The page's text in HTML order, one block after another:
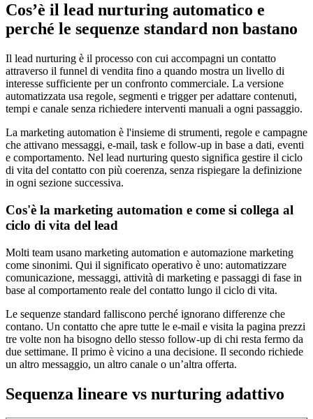
Cos’è il lead nurturing automatico e
perché le sequenze standard non bastano
Il lead nurturing è il processo con cui accompagni un contatto
attraverso il funnel di vendita fino a quando mostra un livello di
interesse sufficiente per un confronto commerciale. La versione
automatizzata usa regole, segmenti e trigger per adattare contenuti,
tempi e canale senza richiedere interventi manuali a ogni passaggio.
La marketing automation è l'insieme di strumenti, regole e campagne
che attivano messaggi, e-mail, task e follow-up in base a dati, eventi
e comportamento. Nel lead nurturing questo significa gestire il ciclo
di vita del contatto con più coerenza, senza rispiegare la definizione
in ogni sezione successiva.
Cos'è la marketing automation e come si collega al
ciclo di vita del lead
Molti team usano marketing automation e automazione marketing
come sinonimi. Qui il significato operativo è uno: automatizzare
comunicazione, messaggi, attività di marketing e passaggi di fase in
base al comportamento reale del contatto lungo il ciclo di vita.
Le sequenze standard falliscono perché ignorano differenze che
contano. Un contatto che apre tutte le e-mail e visita la pagina prezzi
tre volte non ha bisogno dello stesso follow-up di chi resta fermo da
due settimane. Il primo è vicino a una decisione. Il secondo richiede
un altro messaggio, un altro canale o un’altra offerta.
Sequenza lineare vs nurturing adattivo